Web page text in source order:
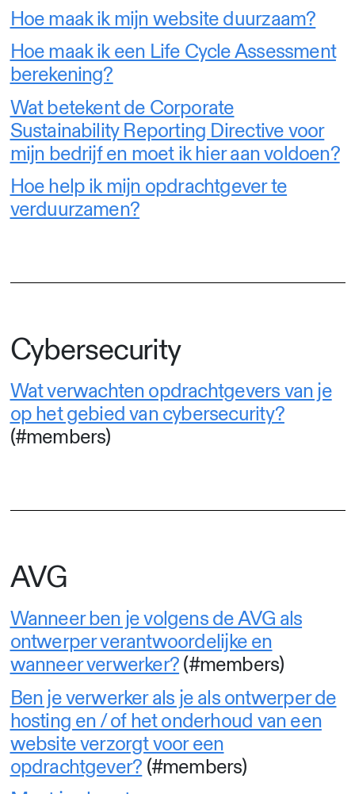
Hoe maak ik mijn website duurzaam?
Hoe maak ik een Life Cycle Assessment
berekening?
Wat betekent de Corporate
Sustainability Reporting Directive voor
mijn bedrijf en moet ik hier aan voldoen?
Hoe help ik mijn opdrachtgever te
verduurzamen?
Cybersecurity
Wat verwachten opdrachtgevers van je
op het gebied van cybersecurity?
(#members)
AVG
Wanneer ben je volgens de AVG als
ontwerper verantwoordelijke en
wanneer verwerker?(#members)
Ben je verwerker als je als ontwerper de
hosting en / of het onderhoud van een
website verzorgt voor een
opdrachtgever? (#members)